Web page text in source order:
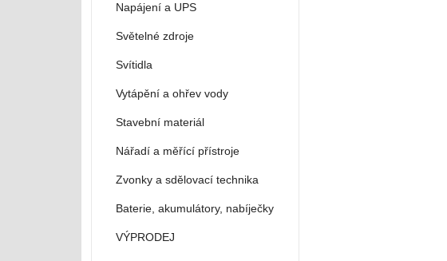
Napájení a UPS
Světelné zdroje
Svítidla
Vytápění a ohřev vody
Stavební materiál
Nářadí a měřící přístroje
Zvonky a sdělovací technika
Baterie, akumulátory, nabíječky
VÝPRODEJ